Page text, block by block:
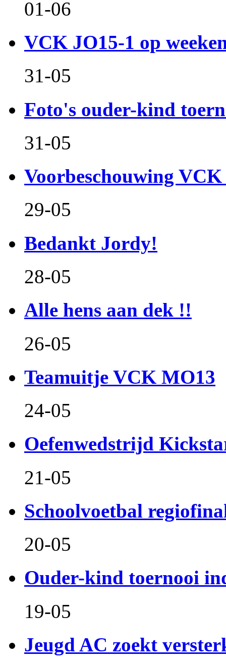
01-06
VCK JO15-1 op
31-05
Foto's ouder-kind
31-05
Voorbeschouwing VCK
29-05
Bedankt Jordy!
28-05
Alle hens aan dek !!
26-05
Teamuitje VCK MO13
24-05
Oefenwedstrijd
21-05
Schoolvoetbal
20-05
Ouder-kind toernooi
19-05
Jeugd AC zoekt